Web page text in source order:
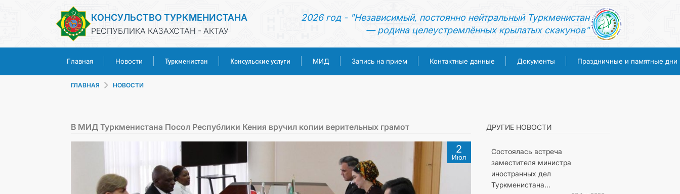
КОНСУЛЬСТВО ТУРКМЕНИСТАНА
РЕСПУБЛИКА КАЗАХСТАН - АКТАУ
2026 год - "Независимый, постоянно нейтральный Туркменистан
— родина целеустремлённых крылатых скакунов"
Главная Новости Туркменистан Консульские услуги МИД Запись на прием Контактные данные Документы Праздничные и памятные дни
ТУРКМЕНИСТАН
КОНСУЛЬСКИЕ УСЛУГИ
ГЛАВНАЯ НОВОСТИ
В МИД Туркменистана Посол Республики Кения вручил копии верительных грамот
2
Июл
ДРУГИЕ НОВОСТИ
Состоялась встреча
заместителя министра
иностранных дел
Туркменистана...